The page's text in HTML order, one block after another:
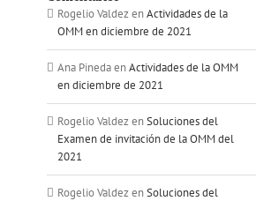
Rogelio ValdezenActividades de la
OMM en diciembre de 2021
Ana PinedaenActividades de la OMM
en diciembre de 2021
Rogelio ValdezenSoluciones del
Examen de invitación de la OMM del
2021
Rogelio ValdezenSoluciones del